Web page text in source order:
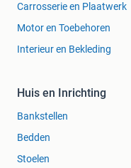
Carrosserie en Plaatwerk
Motor en Toebehoren
Interieur en Bekleding
Huis en Inrichting
Bankstellen
Bedden
Stoelen